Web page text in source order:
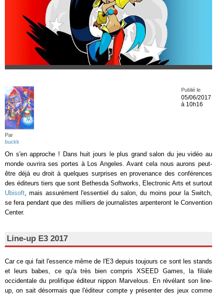
Par
buckk
Publié le
05/06/2017
à 10h16
On s'en approche ! Dans huit jours le plus grand salon du jeu vidéo au
monde ouvrira ses portes à Los Angeles. Avant cela nous aurons peut-
être déjà eu droit à quelques surprises en provenance des conférences
des éditeurs tiers que sont Bethesda Softworks, Electronic Arts et surtout
Ubisoft, mais assurément l'essentiel du salon, du moins pour la Switch,
se fera pendant que des milliers de journalistes arpenteront le Convention
Center.
Line-up E3 2017
Car ce qui fait l'essence même de l'E3 depuis toujours ce sont les stands
et leurs babes, ce qu'a très bien compris XSEED Games, la filiale
occidentale du prolifique éditeur nippon Marvelous. En révélant son line-
up, on sait désormais que l'éditeur compte y présenter des jeux comme